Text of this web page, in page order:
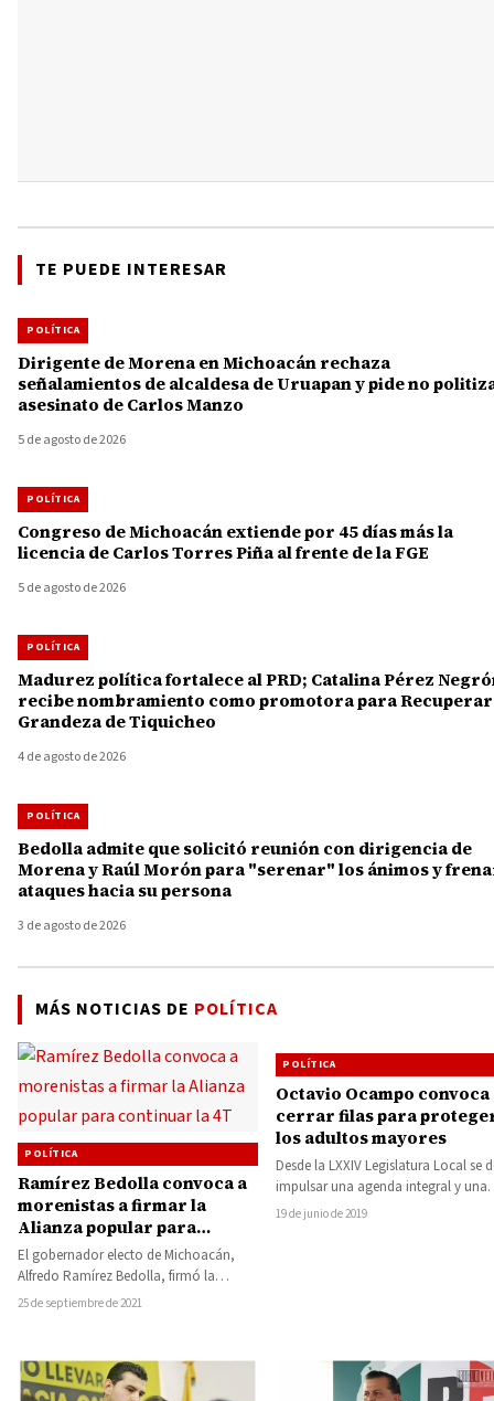
TE PUEDE INTERESAR
POLÍTICA
Dirigente de Morena en Michoacán rechaza
señalamientos de alcaldesa de Uruapan y pide no
asesinato de Carlos Manzo
5 de agosto de 2026
POLÍTICA
Congreso de Michoacán extiende por 45 días más la
licencia de Carlos Torres Piña al frente de la FGE
5 de agosto de 2026
POLÍTICA
Madurez política fortalece al PRD; Catalina Pérez
recibe nombramiento como promotora para
Grandeza de Tiquicheo
4 de agosto de 2026
POLÍTICA
Bedolla admite que solicitó reunión con dirigencia de
Morena y Raúl Morón para "serenar" los ánimos y
ataques hacia su persona
3 de agosto de 2026
MÁS NOTICIAS DE POLÍTICA
POLÍTICA
Ramírez Bedolla convoca a
morenistas a firmar la
Alianza popular para
continuar la 4T
El gobernador electo de Michoacán,
Alfredo Ramírez Bedolla, firmó la
Alianza popular para continuar la
25 de septiembre de 2021
POLÍTICA
Octavio Ocampo convoca
cerrar filas para
los adultos mayores
Desde la LXXIV Legislatura Local se
impulsar una agenda integral y una
legislación que responda a las…
19 de junio de 2019